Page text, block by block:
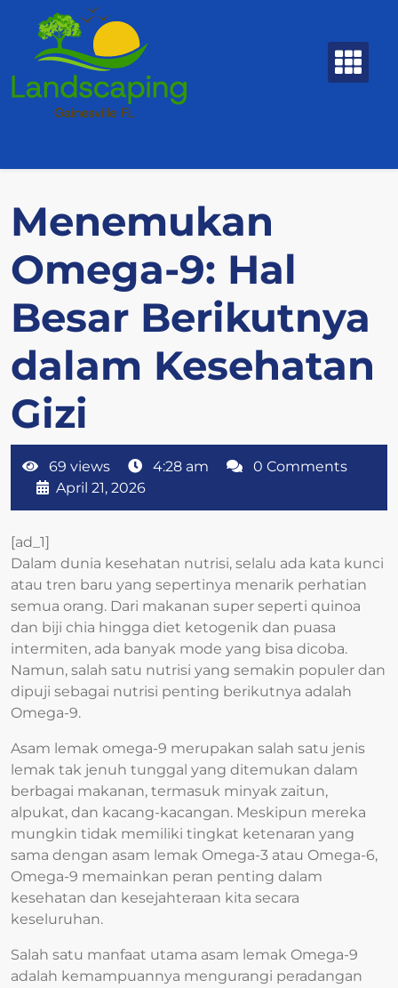
content
Menemukan
Omega-9: Hal
Besar Berikutnya
dalam Kesehatan
Gizi
69 views 4:28 am
0 Comments
April 21, 2026
[ad_1]
Dalam dunia kesehatan nutrisi, selalu ada kata kunci
atau tren baru yang sepertinya menarik perhatian
semua orang. Dari makanan super seperti quinoa
dan biji chia hingga diet ketogenik dan puasa
intermiten, ada banyak mode yang bisa dicoba.
Namun, salah satu nutrisi yang semakin populer dan
dipuji sebagai nutrisi penting berikutnya adalah
Omega-9.
Asam lemak omega-9 merupakan salah satu jenis
lemak tak jenuh tunggal yang ditemukan dalam
berbagai makanan, termasuk minyak zaitun,
alpukat, dan kacang-kacangan. Meskipun mereka
mungkin tidak memiliki tingkat ketenaran yang
sama dengan asam lemak Omega-3 atau Omega-6,
Omega-9 memainkan peran penting dalam
kesehatan dan kesejahteraan kita secara
keseluruhan.
Salah satu manfaat utama asam lemak Omega-9
adalah kemampuannya mengurangi peradangan